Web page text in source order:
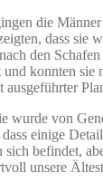
die
dass sie
den
konnten sie
wurde von
einige
sich befindet,
unsere